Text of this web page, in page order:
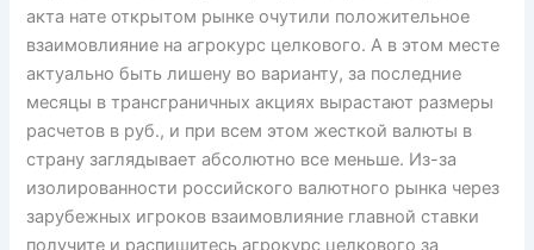
акта нате открытом рынке очутили положительное
взаимовлияние на агрокурс целкового. А в этом месте
актуально быть лишену во варианту, за последние
месяцы в трансграничных акциях вырастают размеры
расчетов в руб., и при всем этом жесткой валюты в
страну заглядывает абсолютно все меньше. Из-за
изолированности российского валютного рынка через
зарубежных игроков взаимовлияние главной ставки
получите и распишитесь агрокурс целкового за